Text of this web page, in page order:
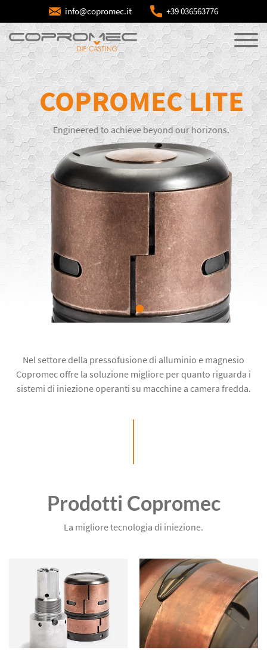
info@copromec.it +39 036563776
COPROMEC LITE
Engineered to achieve beyond our horizons.
Nel settore della pressofusione di alluminio e magnesio
Copromec offre la soluzione migliore per quanto riguarda i
sistemi di iniezione operanti su macchine a camera fredda.
Prodotti Copromec
La migliore tecnologia di iniezione.